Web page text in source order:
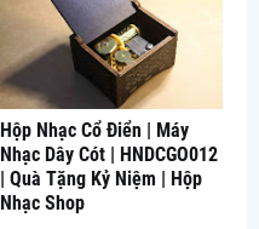
Hộp Nhạc Cổ Điển | Máy
Nhạc Dây Cót | HNDCGO012
| Quà Tặng Kỷ Niệm | Hộp
Nhạc Shop